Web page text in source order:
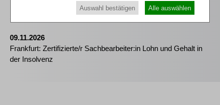
Kommunikation - essenziell für erfolgreiche
Sanierungsverfahren
09.11.2026
Frankfurt: Zertifizierte/r Sachbearbeiter:in Lohn und Gehalt in
der Insolvenz
Auswahl bestätigen Alle auswählen